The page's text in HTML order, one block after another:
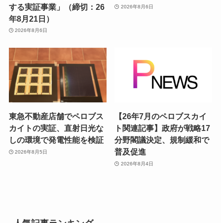
する実証事業」（締切：26
年8月21日）
2026年8月6日
2026年8月6日
東急不動産店舗でペロブス
カイトの実証、直射日光な
しの環境で発電性能を検証
2026年8月5日
【26年7月のペロブスカイ
ト関連記事】政府が戦略17
分野閣議決定、規制緩和で
普及促進
2026年8月4日